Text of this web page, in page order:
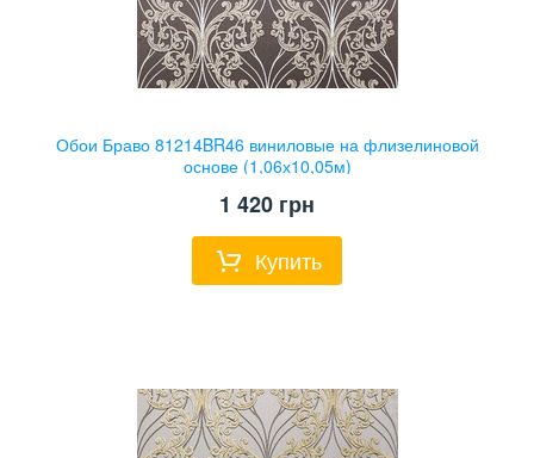
Обои Браво 81214BR46 виниловые на флизелиновой
основе (1,06х10,05м)
1 420 грн
Купить